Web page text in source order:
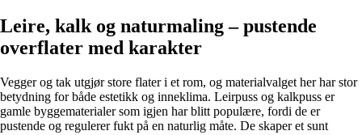
Leire, kalk og naturmaling – pustende
overflater med karakter
Vegger og tak utgjør store flater i et rom, og materialvalget her har stor
betydning for både estetikk og inneklima. Leirpuss og kalkpuss er
gamle byggematerialer som igjen har blitt populære, fordi de er
pustende og regulerer fukt på en naturlig måte. De skaper et sunt